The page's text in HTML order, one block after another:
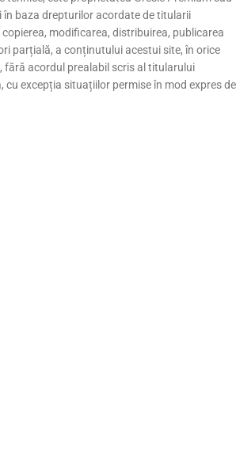
în baza drepturilor acordate de titularii
modificarea, distribuirea, publicarea
parțială, a conținutului acestui site, în orice
fără acordul prealabil scris al titularului
cu excepția situațiilor permise în mod expres de